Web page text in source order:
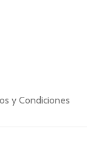
y Condiciones